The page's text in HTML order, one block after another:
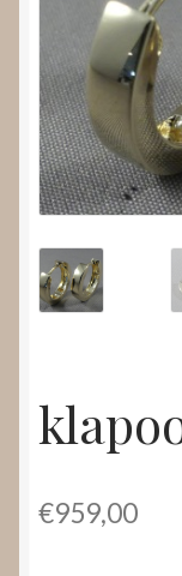
Video’s
€959,00